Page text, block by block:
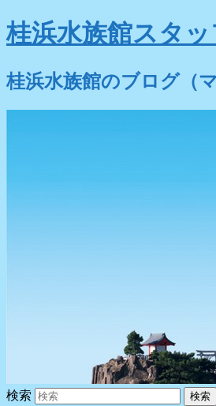
桂浜水族館スタ
桂浜水族館のブログ（
検索